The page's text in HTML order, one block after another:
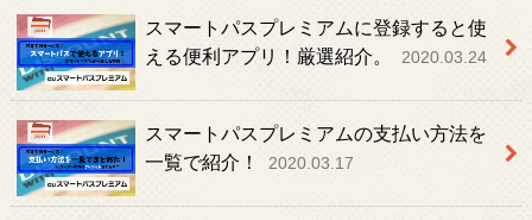
スマートパスプレミアムに登録すると使
える便利アプリ！厳選紹介。
2020.03.24
スマートパスプレミアムの支払い方法を
一覧で紹介！
2020.03.17